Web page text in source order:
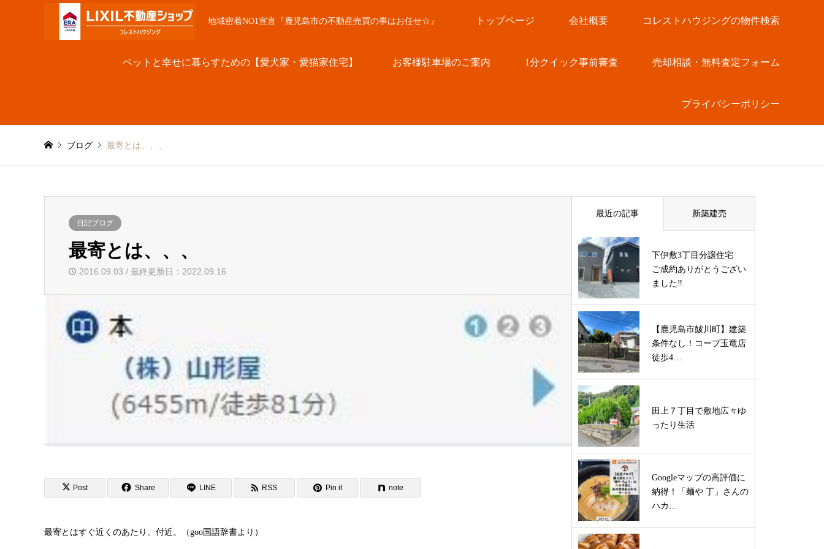
地域密着NO1宣言『鹿児島市の不動産売買の事はお任せ☆』 トップページ 会社概要 コレストハウジングの物件検索
ペットと幸せに暮らすための【愛犬家・愛猫家住宅】 お客様駐車場のご案内 1分クイック事前審査 売却相談・無料査定フォーム
プライバシーポリシー
ブログ 最寄とは、、、
日記ブログ
最寄とは、、、
2016.09.03 / 最終更新日：2022.09.16
Post Share LINE RSS Pin it note
最寄とはすぐ近くのあたり。付近。（goo国語辞書より）
最近の記事 新築建売
下伊敷3丁目分譲住宅
ご成約ありがとうござい
ました‼
【鹿児島市皷川町】建築
条件なし！コープ玉竜店
徒歩4…
田上７丁目で敷地広々ゆ
ったり生活
Googleマップの高評価に
納得！「麺や 丁」さんの
ハカ…